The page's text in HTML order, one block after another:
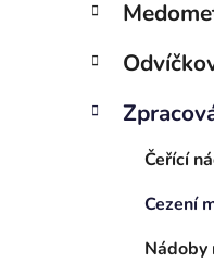
s
r
kategorie
a
e
o
Čeřící
Cezení
Nádoby